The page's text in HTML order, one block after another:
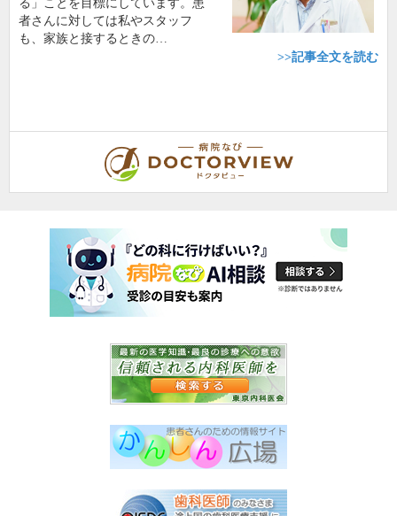
る」ことを目標にしています。患
者さんに対しては私やスタッフ
も、家族と接するときの…
>>記事全文を読む